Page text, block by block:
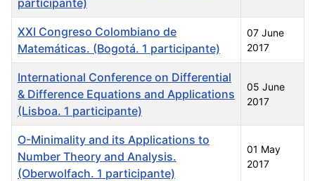
XXI Congreso Colombiano de
Matemáticas. (Bogotá. 1 participante)
07 June
2017
International Conference on Differential
& Difference Equations and Applications
(Lisboa. 1 participante)
05 June
2017
O-Minimality and its Applications to
Number Theory and Analysis.
(Oberwolfach. 1 participante)
01 May
2017